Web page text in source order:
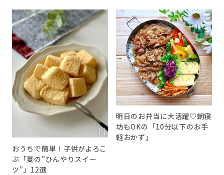
おうちで簡単！子供がよろこ
ぶ「夏の”ひんやりスイー
ツ”」12選
明日のお弁当に大活躍♡朝寝
坊もOKの「10分以下のお手
軽おかず」